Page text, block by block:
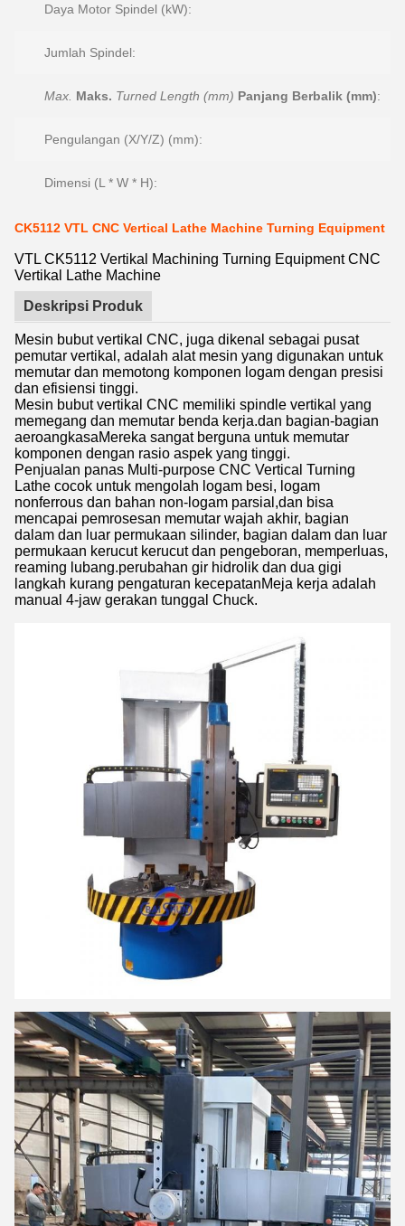
Daya Motor Spindel (kW):
Jumlah Spindel:
Max. Maks. Turned Length (mm) Panjang Berbalik (mm):
Pengulangan (X/Y/Z) (mm):
Dimensi (L * W * H):
CK5112 VTL CNC Vertical Lathe Machine Turning Equipment
VTL CK5112 Vertikal Machining Turning Equipment CNC
Vertikal Lathe Machine
Deskripsi Produk
Mesin bubut vertikal CNC, juga dikenal sebagai pusat
pemutar vertikal, adalah alat mesin yang digunakan untuk
memutar dan memotong komponen logam dengan presisi
dan efisiensi tinggi.
Mesin bubut vertikal CNC memiliki spindle vertikal yang
memegang dan memutar benda kerja.dan bagian-bagian
aeroangkasaMereka sangat berguna untuk memutar
komponen dengan rasio aspek yang tinggi.
Penjualan panas Multi-purpose CNC Vertical Turning
Lathe cocok untuk mengolah logam besi, logam
nonferrous dan bahan non-logam parsial,dan bisa
mencapai pemrosesan memutar wajah akhir, bagian
dalam dan luar permukaan silinder, bagian dalam dan luar
permukaan kerucut kerucut dan pengeboran, memperluas,
reaming lubang.perubahan gir hidrolik dan dua gigi
langkah kurang pengaturan kecepatanMeja kerja adalah
manual 4-jaw gerakan tunggal Chuck.